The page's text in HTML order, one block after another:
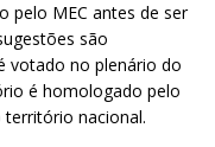
pelo MEC antes de ser
são
votado no plenário do
é homologado pelo
território nacional.